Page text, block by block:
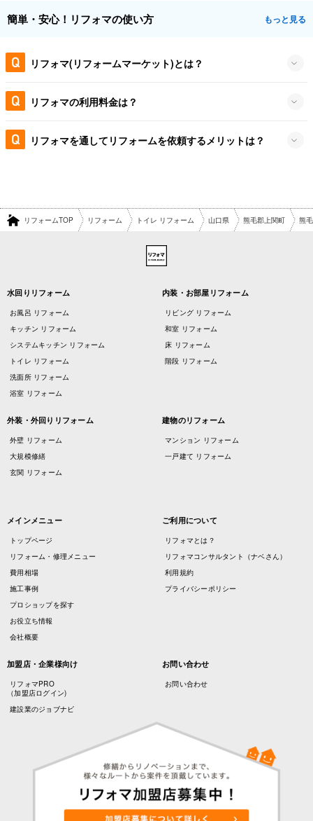
簡単・安心！リフォマの使い方 もっと見る
リフォマ(リフォームマーケット)とは？
リフォマの利用料金は？
リフォマを通してリフォームを依頼するメリットは？
リフォームTOP リフォーム トイレ リフォーム 山口県 熊毛郡上関町 熊
水回りリフォーム
お風呂 リフォーム
キッチン リフォーム
システムキッチン リフォーム
トイレ リフォーム
洗面所 リフォーム
浴室 リフォーム
内装・お部屋リフォーム
リビング リフォーム
和室 リフォーム
床 リフォーム
階段 リフォーム
外装・外回りリフォーム
外壁 リフォーム
大規模修繕
玄関 リフォーム
建物のリフォーム
マンション リフォーム
一戸建て リフォーム
メインメニュー
トップページ
リフォーム・修理メニュー
費用相場
施工事例
プロショップを探す
お役立ち情報
会社概要
ご利用について
リフォマとは？
リフォマコンサルタント（ナベさん）
利用規約
プライバシーポリシー
加盟店・企業様向け
リフォマPRO
（加盟店ログイン)
建設業のジョブナビ
お問い合わせ
お問い合わせ